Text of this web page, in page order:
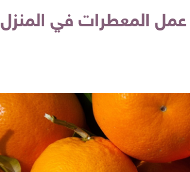
المعطرات في المنزل